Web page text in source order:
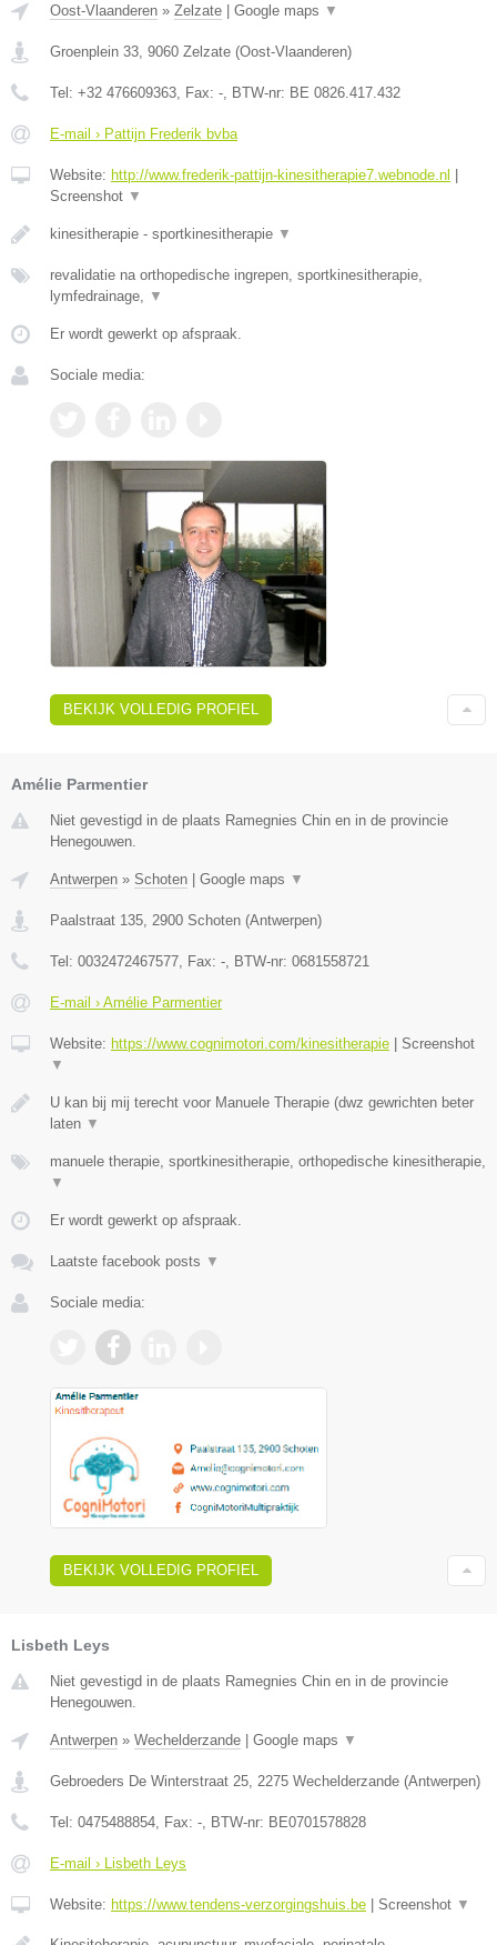
Oost-Vlaanderen » Zelzate | Google maps ▼
Groenplein 33 9060 Zelzate (Oost-Vlaanderen)
Tel: +32 476609363 , Fax: - , BTW-nr: BE 0826.417.432
E-mail › Pattijn Frederik bvba
Website: http://www.frederik-pattijn-kinesitherapie7.webnode.nl |
Screenshot ▼
kinesitherapie - sportkinesitherapie ▼
revalidatie na orthopedische ingrepen, sportkinesitherapie,
lymfedrainage,
▼
Er wordt gewerkt op afspraak.
Sociale media:
BEKIJK VOLLEDIG PROFIEL
Amélie Parmentier
Niet gevestigd in de plaats Ramegnies Chin en in de provincie
Henegouwen.
Antwerpen » Schoten Google maps ▼
Paalstraat 135, 2900 Schoten (Antwerpen)
Tel: 0032472467577, Fax: -, BTW-nr: 0681558721
E-mail › Amélie Parmentier
Website: https://www.cognimotori.com/kinesitherapie
Screenshot
▼
U kan bij mij terecht voor Manuele Therapie (dwz gewrichten beter
laten ▼
manuele therapie, sportkinesitherapie, orthopedische kinesitherapie,
▼
Er wordt gewerkt op afspraak.
Laatste facebook posts ▼
Sociale media:
BEKIJK VOLLEDIG PROFIEL
Lisbeth Leys
Niet gevestigd in de plaats Ramegnies Chin en in de provincie
Henegouwen.
Antwerpen » Wechelderzande Google maps ▼
Gebroeders De Winterstraat 25, 2275 Wechelderzande (Antwerpen)
Tel: 0475488854, Fax: -, BTW-nr: BE0701578828
E-mail › Lisbeth Leys
Website: https://www.tendens-verzorgingshuis.be Screenshot ▼